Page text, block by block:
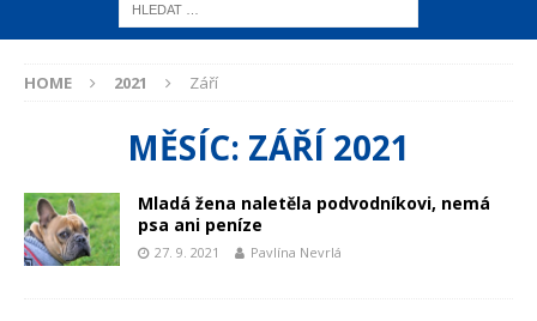
HOME 2021 Září
MĚSÍC: ZÁŘÍ 2021
Mladá žena naletěla podvodníkovi, nemá
psa ani peníze
27. 9. 2021 Pavlína Nevrlá